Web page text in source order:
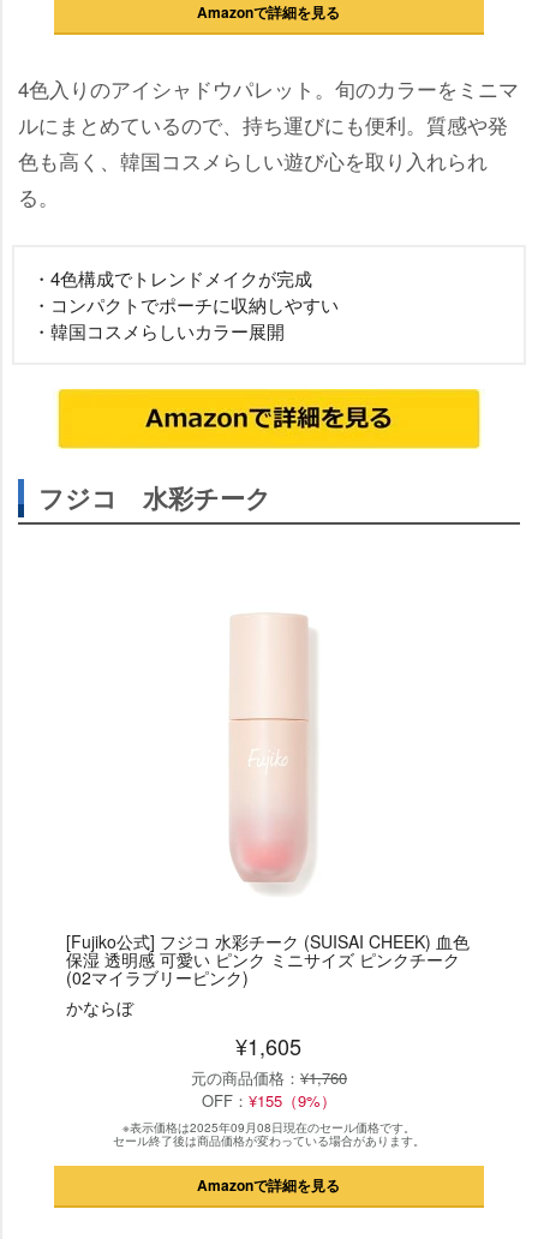
Amazonで詳細を見る
4色入りのアイシャドウパレット。旬のカラーをミニマ
ルにまとめているので、持ち運びにも便利。質感や発
色も高く、韓国コスメらしい遊び心を取り入れられ
る。
・4色構成でトレンドメイクが完成
・コンパクトでポーチに収納しやすい
・韓国コスメらしいカラー展開
フジコ 水彩チーク
[Fujiko公式] フジコ 水彩チーク (SUISAI CHEEK) 血色
保湿 透明感 可愛い ピンク ミニサイズ ピンクチーク
(02マイラブリーピンク)
かならぼ
¥1,605
元の商品価格： ¥1,760
OFF： ¥155（9%）
※表示価格は2025年09月08日現在のセール価格です。
セール終了後は商品価格が変わっている場合があります。
Amazonで詳細を見る